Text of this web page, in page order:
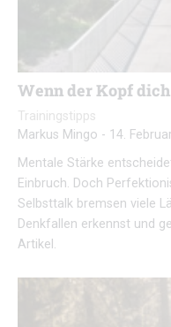
Wenn der Kopf
Trainingstipps
Markus Mingo - 14.
Mentale Stärke
Einbruch. Doch
Selbsttalk bremsen viele
Denkfallen erkennst und
Artikel.